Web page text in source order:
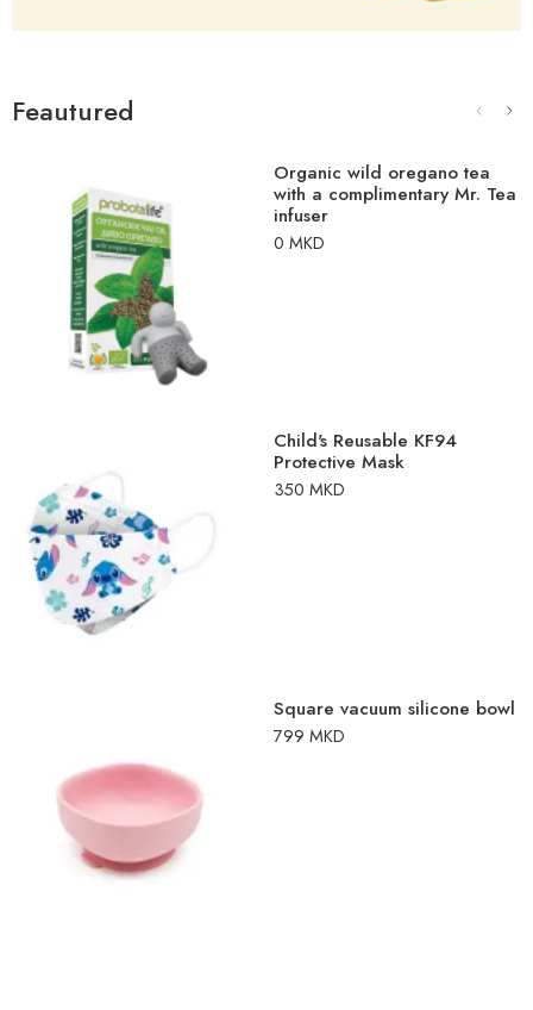
Feautured
Organic wild oregano tea
with a complimentary Mr. Tea
infuser
0 MKD
Child's Reusable KF94
Protective Mask
350 MKD
Square vacuum silicone bowl
799 MKD